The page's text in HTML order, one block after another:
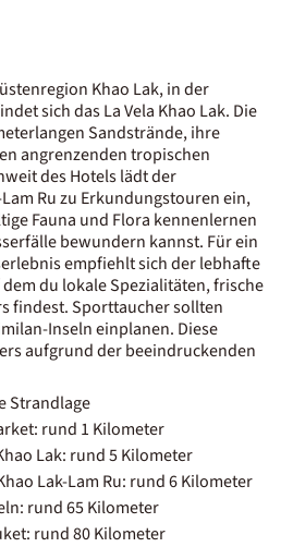
Khao Lak, in der
sich das La Vela Khao Lak. Die
Sandstrände, ihre
angrenzenden tropischen
des Hotels lädt der
Ru zu Erkundungstouren ein,
Fauna und Flora kennenlernen
bewundern kannst. Für ein
empfiehlt sich der lebhafte
du lokale Spezialitäten, frische
findest. Sporttaucher sollten
Inseln einplanen. Diese
aufgrund der beeindruckenden
Strandlage
rund 1 Kilometer
Lak: rund 5 Kilometer
Lak-Lam Ru: rund 6 Kilometer
rund 65 Kilometer
rund 80 Kilometer